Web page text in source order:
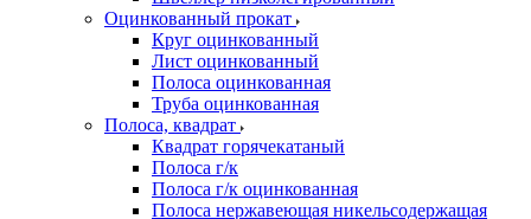
Оцинкованный прокат
Круг оцинкованный
Лист оцинкованный
Полоса оцинкованная
Труба оцинкованная
Полоса, квадрат
Квадрат горячекатаный
Полоса г/к
Полоса г/к оцинкованная
Полоса нержавеющая никельсодержащая